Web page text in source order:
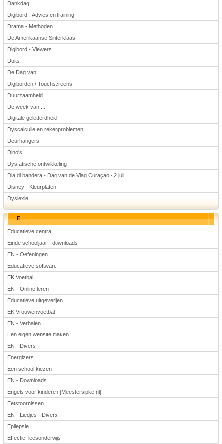
Dankdag
Digibord - Advies en training
Drama - Methoden
De Amerikaanse Sinterklaas
Digibord - Viewers
Duits
De Dag van ...
Digiborden / Touchscreens
Duurzaamheid
De week van ...
Digitale geletterdheid
Dyscalculie en rekenproblemen
Deurhangers
Dino's
Dysfatische ontwikkeling
Dia di bandera - Dag van de Vlag Curaçao - 2 juli
Disney - Kleurplaten
Dyslexie
E
Educatieve centra
Einde schooljaar - downloads
EN - Oefeningen
Educatieve software
EK Voetbal
EN - Online leren
Educatieve uitgeverijen
EK Vrouwenvoetbal
EN - Verhalen
Een eigen website maken
EN - Divers
Energizers
Een school kiezen
EN - Downloads
Engels voor kinderen [Meestersipke.nl]
Eetstoornissen
EN - Liedjes - Divers
Epilepsie
Effectief leesonderwijs